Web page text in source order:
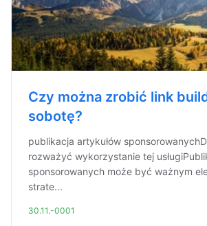
Czy można zrobić link
sobotę?
publikacja artykułów
rozważyć wykorzystanie tej
sponsorowanych może być ważnym
strate...
30.11.-0001